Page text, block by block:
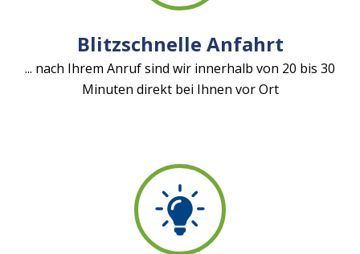
Blitzschnelle Anfahrt
... nach Ihrem Anruf sind wir innerhalb von 20 bis 30
Minuten direkt bei Ihnen vor Ort